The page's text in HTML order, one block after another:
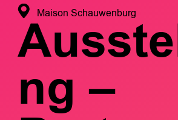
Maison Schauwenburg
ng –